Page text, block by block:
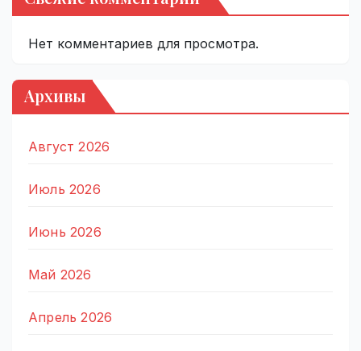
Нет комментариев для просмотра.
Архивы
Август 2026
Июль 2026
Июнь 2026
Май 2026
Апрель 2026